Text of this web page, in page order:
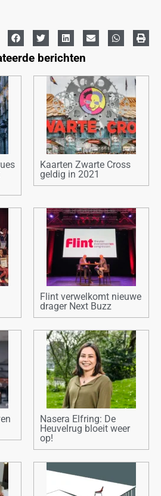
berichten
Kaarten Zwarte Cross
geldig in 2021
Flint verwelkomt nieuwe
drager Next Buzz
Nasera Elfring: De
Heuvelrug bloeit weer
op!